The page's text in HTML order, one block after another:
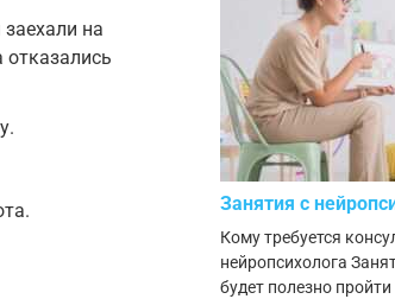
на
Занятия с
Кому требуется
нейропсихолога
будет полезно